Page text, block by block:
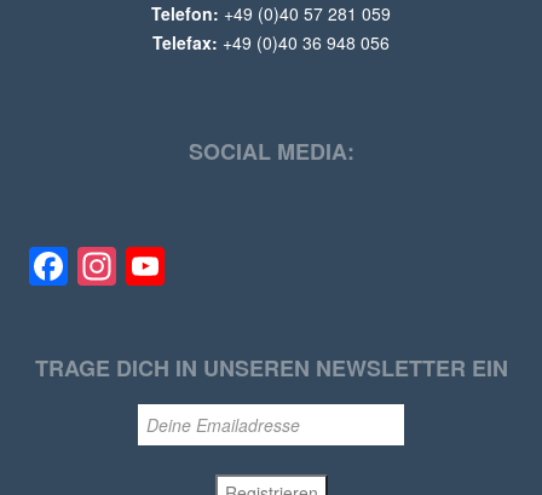
Telefon: +49 (0)40 57 281 059
Telefax: +49 (0)40 36 948 056
SOCIAL MEDIA:
Facebook
Instagram
TRAGE DICH IN UNSEREN NEWSLETTER EIN